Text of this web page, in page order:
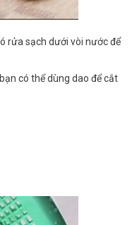
rửa sạch dưới vòi nước để
có thể dùng dao để cắt